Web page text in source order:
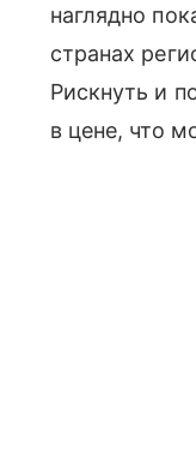
наглядно
странах
Рискнуть и
в цене, что